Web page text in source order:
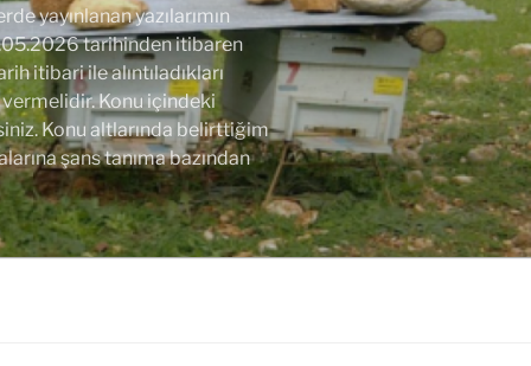
yayınlanan yazılarımın
tarihinden itibaren
itibari ile alıntıladıkları
Konu içindeki
Konu altlarında belirttiğim
şans tanıma bazından